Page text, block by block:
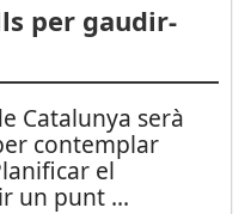
per gaudir-
Catalunya serà
contemplar
el
un punt ...